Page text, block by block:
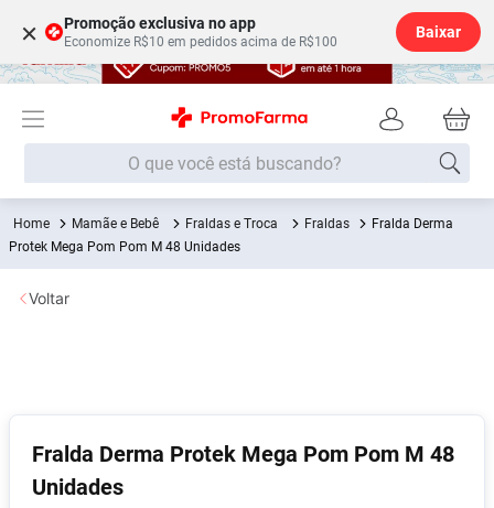
× Promoção exclusiva no app
Economize R$10 em pedidos acima de R$100
Baixar
O que você está buscando?
Mamãe e Bebê Fraldas e Troca Fraldas
Fralda Derma
Protek Mega Pom Pom M 48 Unidades
Fralda Derma Protek Mega Pom Pom M 48
Unidades
Voltar
Termos mais buscados
1º Fralda
2
5º Fralda G
6º Desodorante
7º Shampoo